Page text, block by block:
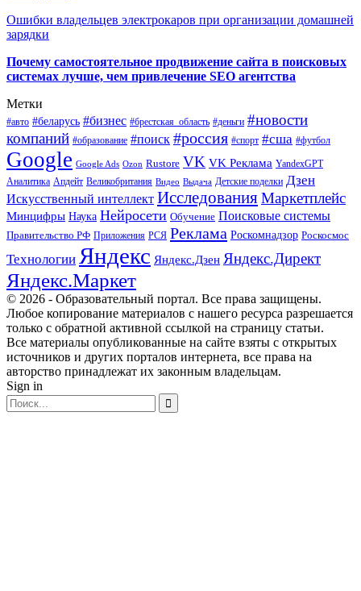
Ошибки владельцев электрокаров при организации домашней
зарядки
Почему самостоятельное продвижение сайта в поисковых
системах лучше, чем привлечение SEO агентства
Метки
#авто #беларусь #бизнес #брестская_область #деньги #новости
компаний #образование #поиск #россия #спорт #сша #футбол
Google Google Ads Ozon Rustore VK VK Реклама YandexGPT
Аналитика Апдейт Великобритания Видео Выдача Детские поделки Дзен
Искусственный интеллект ИсследованияМаркетплейс
Минцифры Наука Нейросети Обучение Поисковые системы
Правительство РФ Приложения РСЯ Реклама Роскомнадзор Роскосмос
Технологии Яндекс Яндекс.Дзен Яндекс.Директ
Яндекс.Маркет
© 2026 - Образовательный портал. Все права защищены.
Любое копирование материалов с нашего ресурса разрешается
только с обратной активной ссылкой на страницу статьи.
Все материалы опубликованные на сайте взяты с открытых
источников и других порталов интернета, все права на
авторство принадлежат их законным владельцам.
Sign in